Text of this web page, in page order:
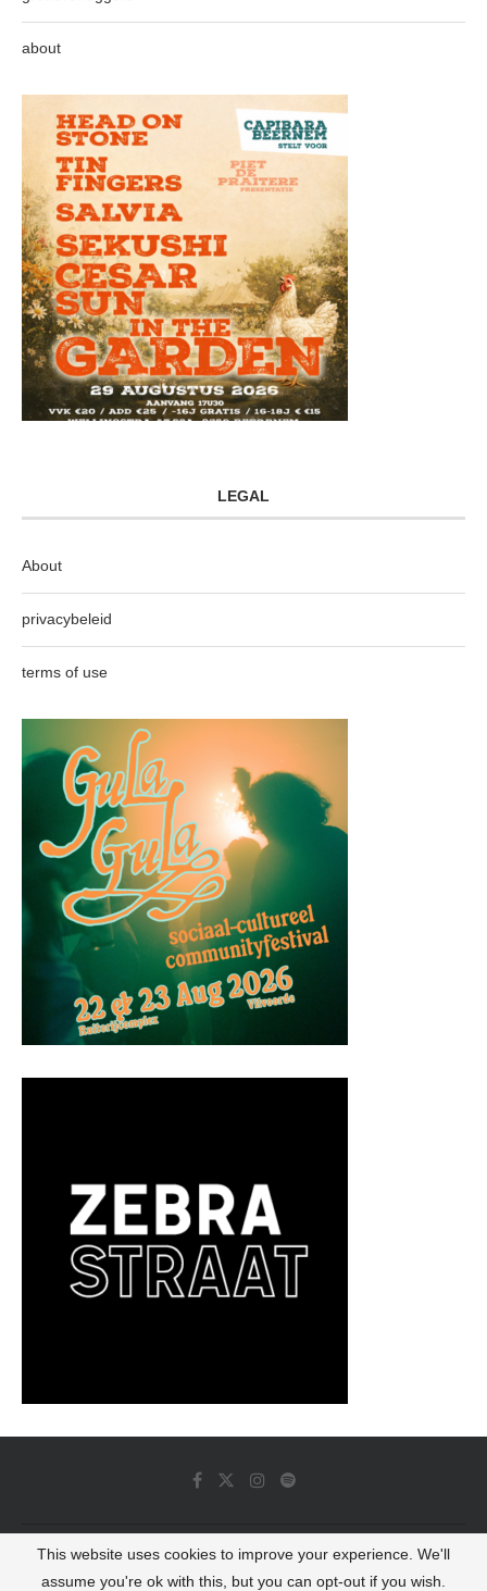
about
LEGAL
About
privacybeleid
terms of use
© 2022 - Luminous Dash All Rights Reserved
This website uses cookies to improve your experience. We'll
assume you're ok with this, but you can opt-out if you wish.